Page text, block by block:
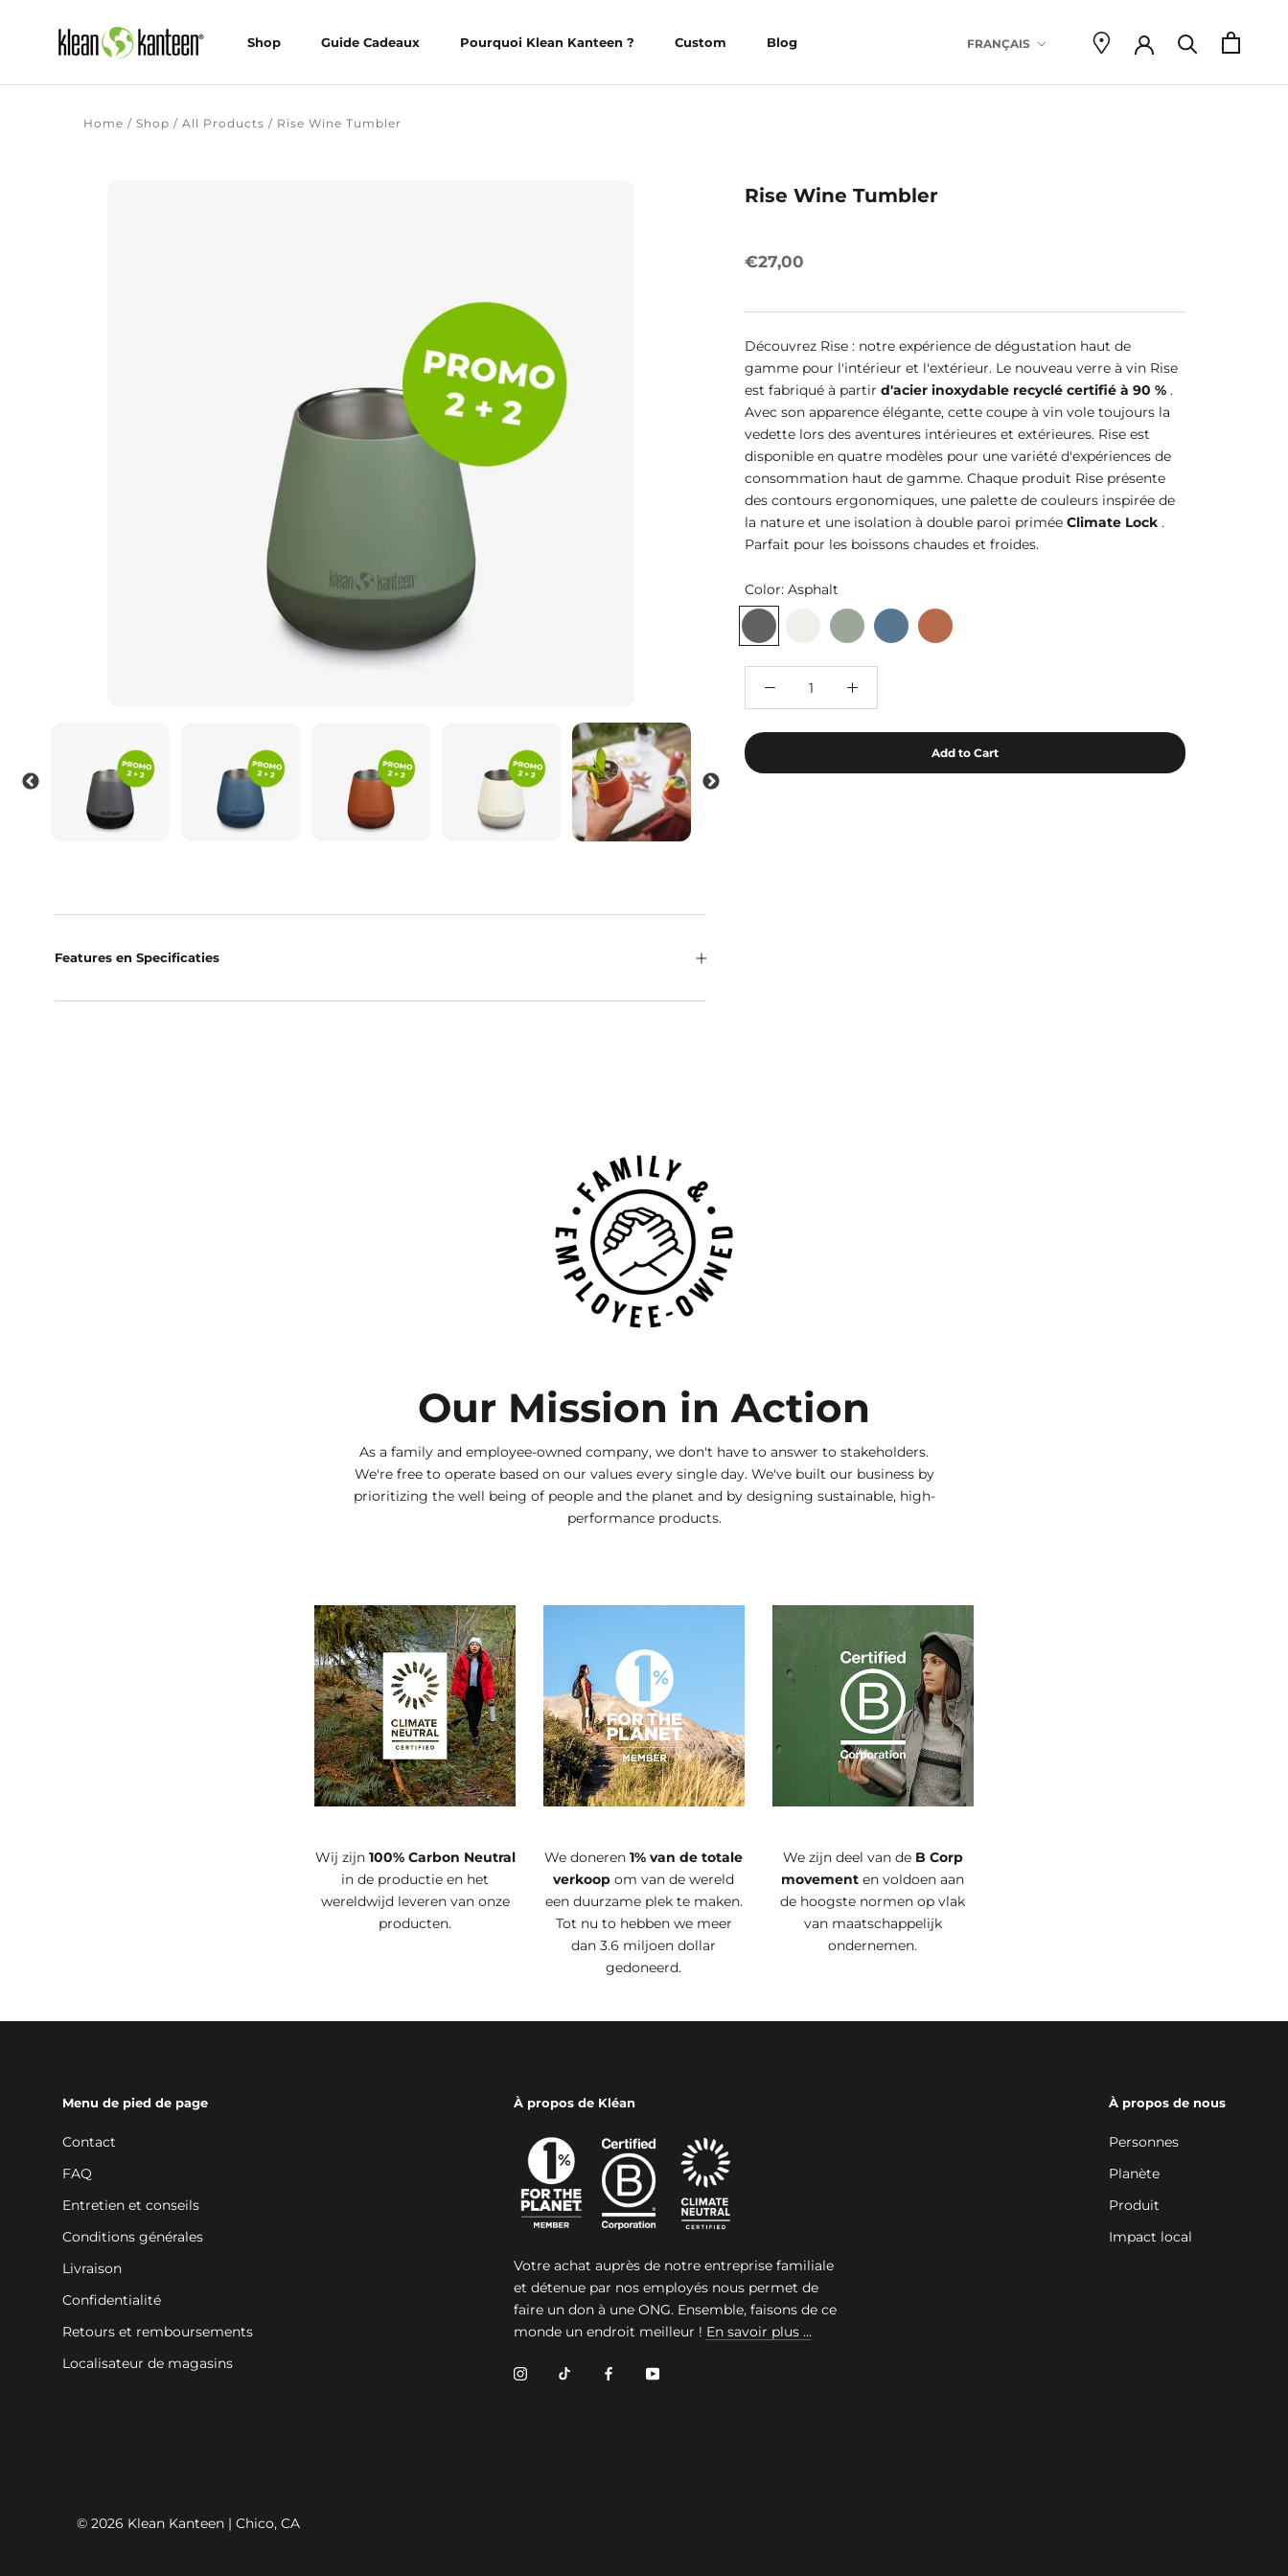
Shop Guide Cadeaux Pourquoi Klean Kanteen ? Custom Blog Language
FRANÇAIS
Home / Shop / All Products / Rise Wine Tumbler
Rise Wine Tumbler
€27,00
Découvrez Rise : notre expérience de dégustation haut de
gamme pour l'intérieur et l'extérieur. Le nouveau verre à vin Rise
est fabriqué à partir d'acier inoxydable recyclé certifié à 90 % .
Avec son apparence élégante, cette coupe à vin vole toujours la
vedette lors des aventures intérieures et extérieures. Rise est
disponible en quatre modèles pour une variété d'expériences de
consommation haut de gamme. Chaque produit Rise présente
des contours ergonomiques, une palette de couleurs inspirée de
la nature et une isolation à double paroi primée Climate Lock .
Parfait pour les boissons chaudes et froides.
Color: Asphalt
Asphalt
Sea
Spray
Stellar Autumn
Glaze
Add to Cart
Features en Specificaties
Our Mission in Action
As a family and employee-owned company, we don't have to answer to stakeholders.
We're free to operate based on our values every single day. We've built our business by
prioritizing the well being of people and the planet and by designing sustainable, high-
performance products.
Wij zijn 100% Carbon Neutral
in de productie en het
wereldwijd leveren van onze
producten.
We doneren1% van de totale
verkoop om van de wereld
een duurzame plek te maken.
Tot nu to hebben we meer
dan 3.6 miljoen dollar
gedoneerd.
We zijn deel van de B Corp
movement en voldoen aan
de hoogste normen op vlak
van maatschappelijk
ondernemen.
Menu de pied de page
Contact
FAQ
Entretien et conseils
Conditions générales
Livraison
Confidentialité
Retours et remboursements
Localisateur de magasins
À propos de Kléan
Votre achat auprès de notre entreprise familiale
et détenue par nos employés nous permet de
faire un don à une ONG. Ensemble, faisons de ce
monde un endroit meilleur ! En savoir plus ...
À propos de nous
Personnes
Planète
Produit
Impact local
© 2026 Klean Kanteen | Chico, CA